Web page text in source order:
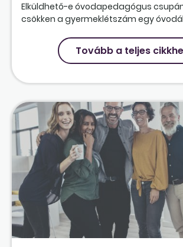
Elküldhető-e óvodapedagógus
csökken a gyermeklétszám egy
Tovább a teljes